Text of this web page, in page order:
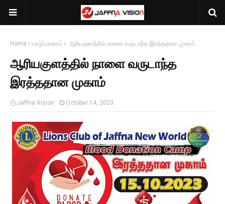
Home யாழ்ப்பாணம் ஆரியகுளத்தில் நாளை வருடாந்த இரத்ததான முகாம்
ஆரியகுளத்தில் நாளை வருடாந்த
இரத்ததான முகாம்
Jaffna Vision October 14, 2023